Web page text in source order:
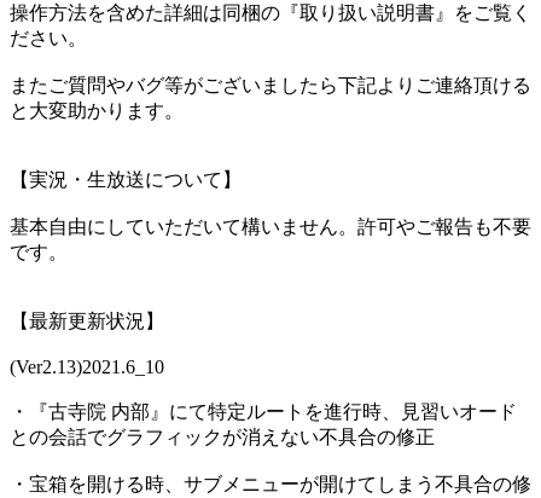
操作方法を含めた詳細は同梱の『取り扱い説明書』をご覧く
ださい。
またご質問やバグ等がございましたら下記よりご連絡頂ける
と大変助かります。
【実況・生放送について】
基本自由にしていただいて構いません。許可やご報告も不要
です。
【最新更新状況】
(Ver2.13)2021.6_10
・『古寺院 内部』にて特定ルートを進行時、見習いオード
との会話でグラフィックが消えない不具合の修正
・宝箱を開ける時、サブメニューが開けてしまう不具合の修